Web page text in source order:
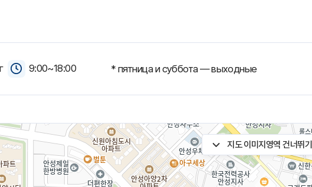
9:00~18:00 * пятница и суббота — выходные
지도 이미지영역 건너뛰기